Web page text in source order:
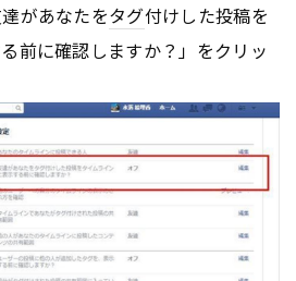
があなたをタグ付けした投稿を
前に確認しますか？」をクリッ